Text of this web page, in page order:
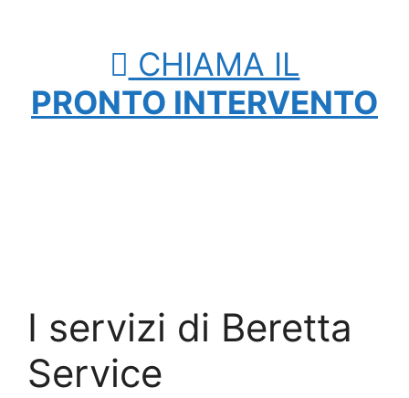
CHIAMA IL
PRONTO INTERVENTO
I servizi di Beretta
Service